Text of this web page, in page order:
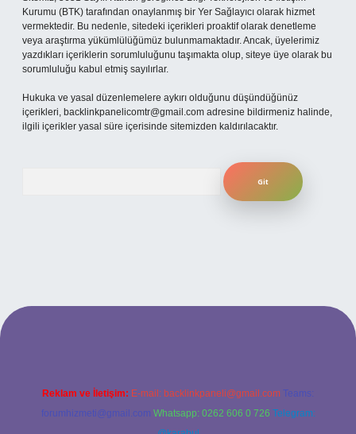
Kurumu (BTK) tarafından onaylanmış bir Yer Sağlayıcı olarak hizmet
vermektedir. Bu nedenle, sitedeki içerikleri proaktif olarak denetleme
veya araştırma yükümlülüğümüz bulunmamaktadır. Ancak, üyelerimiz
yazdıkları içeriklerin sorumluluğunu taşımakta olup, siteye üye olarak bu
sorumluluğu kabul etmiş sayılırlar.
Hukuka ve yasal düzenlemelere aykırı olduğunu düşündüğünüz
içerikleri, backlinkpanelicomtr@gmail.com adresine bildirmeniz halinde,
ilgili içerikler yasal süre içerisinde sitemizden kaldırılacaktır.
giriş
Reklam ve İletişim: E-mail: backlinkpaneli@gmail.com Teams:
forumhizmeti@gmail.com Whatsapp: 0262 606 0 726 Telegram: